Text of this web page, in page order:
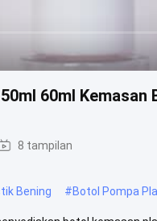
60ml
8 tampilan
Bening #Botol Pompa